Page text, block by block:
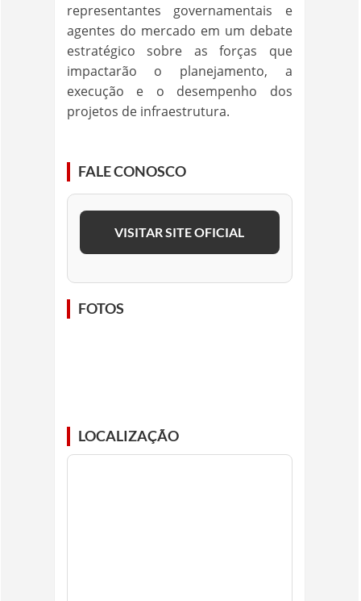
representantes governamentais e
agentes do mercado em um debate
estratégico sobre as forças que
impactarão o planejamento, a
execução e o desempenho dos
projetos de infraestrutura.
FALE CONOSCO
VISITAR SITE OFICIAL
FOTOS
LOCALIZAÇÃO